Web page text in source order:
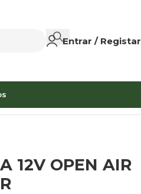
Entrar / Registar
12V OPEN AIR